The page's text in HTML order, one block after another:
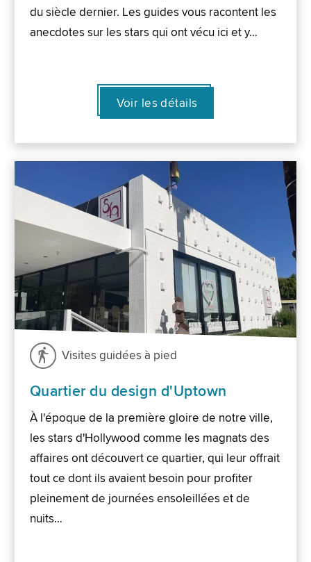
du siècle dernier. Les guides vous racontent les
anecdotes sur les stars qui ont vécu ici et y…
Voir les détails
Visites guidées à pied
Quartier du design d'Uptown
À l'époque de la première gloire de notre ville,
les stars d'Hollywood comme les magnats des
affaires ont découvert ce quartier, qui leur offrait
tout ce dont ils avaient besoin pour profiter
pleinement de journées ensoleillées et de
nuits…